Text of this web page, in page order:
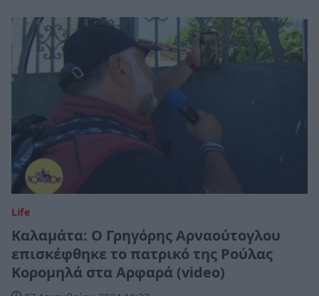
Life
Καλαμάτα: Ο Γρηγόρης Αρναούτογλου
επισκέφθηκε το πατρικό της Ρούλας
Κορομηλά στα Αρφαρά (video)